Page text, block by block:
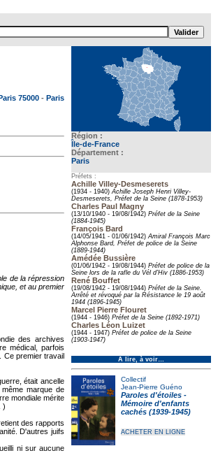
Région :
Île-de-France
Département :
Paris
Préfets :
Achille Villey-Desmeserets
(1934 - 1940)Achille Joseph Henri Villey-
Desmeserets, Préfet de la Seine (1878-1953)
Charles Paul Magny
(13/10/1940 - 19/08/1942) Préfet de la Seine
(1884-1945)
François Bard
(14/05/1941 - 01/06/1942)Amiral François Marc
Alphonse Bard, Préfet de police de la Seine
(1889-1944)
Amédée Bussière
(01/06/1942 - 19/08/1944) Préfet de police de la
Seine lors de la rafle du Vél d’Hiv (1886-1953)
René Bouffet
(19/08/1942 - 19/08/1944) Préfet de la Seine.
Arrêté et révoqué par la Résistance le 19 août
1944 (1896-1945)
Marcel Pierre Flouret
(1944 - 1946) Préfet de la Seine (1892-1971)
Charles Léon Luizet
(1944 - 1947) Préfet de police de la Seine
(1903-1947)
À lire, à voir…
Collectif
Jean-Pierre Guéno
Paroles d'étoiles -
Mémoire d'enfants
cachés (1939-1945)
ACHETER EN LIGNE
75000 - Paris
de la répression
et au premier
des archives
médical, parfois
Ce premier travail
était ancelle
marque de
mondiale mérite
)
des rapports
D'autres juifs
ni sur aucune